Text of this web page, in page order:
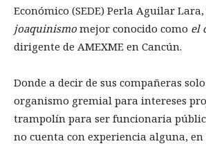
Económico (SEDE) Perla Aguilar
joaquinismo mejor conocido como el
dirigente de AMEXME en Cancún.
Donde a decir de sus compañeras
organismo gremial para intereses
trampolín para ser funcionaria
no cuenta con experiencia alguna, en